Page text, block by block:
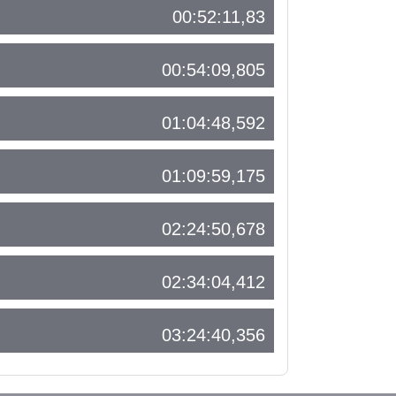
00:52:11,83
00:54:09,805
01:04:48,592
01:09:59,175
02:24:50,678
02:34:04,412
03:24:40,356